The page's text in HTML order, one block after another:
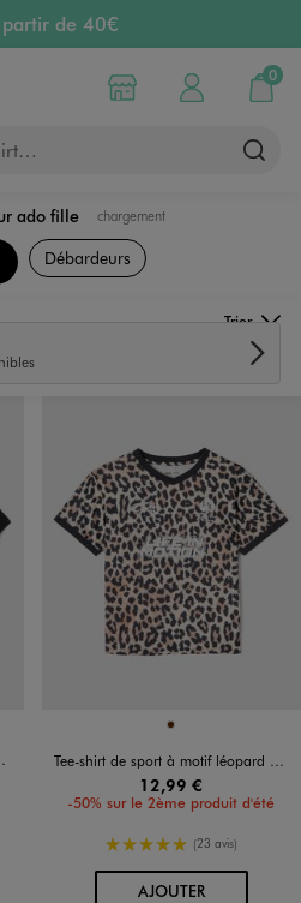
de 40€
en magasin
30 jours
Choisir mon magasin
Mon compte
0
Mon
ado fille chargement
Collection Ado Fille
Débardeurs
Trier
Disponible en 1 coloris
MARRON
Tee-shirt de sport à motif léopard fille
12,99 €
-50% sur le 2ème produit d'été
5/5 de moyenne
(23 avis)
AJOUTERAU PANIER